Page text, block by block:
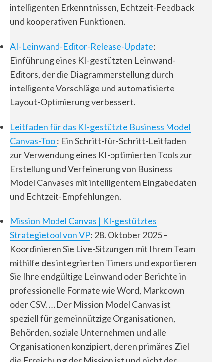
intelligenten Erkenntnissen, Echtzeit-Feedback
und kooperativen Funktionen.
AI-Leinwand-Editor-Release-Update:
Einführung eines KI-gestützten Leinwand-
Editors, der die Diagrammerstellung durch
intelligente Vorschläge und automatisierte
Layout-Optimierung verbessert.
Leitfaden für das KI-gestützte Business Model
Canvas-Tool: Ein Schritt-für-Schritt-Leitfaden
zur Verwendung eines KI-optimierten Tools zur
Erstellung und Verfeinerung von Business
Model Canvases mit intelligentem Eingabedaten
und Echtzeit-Empfehlungen.
Mission Model Canvas | KI-gestütztes
Strategietool von VP: 28. Oktober 2025 –
Koordinieren Sie Live-Sitzungen mit Ihrem Team
mithilfe des integrierten Timers und exportieren
Sie Ihre endgültige Leinwand oder Berichte in
professionelle Formate wie Word, Markdown
oder CSV. … Der Mission Model Canvas ist
speziell für gemeinnützige Organisationen,
Behörden, soziale Unternehmen und alle
Organisationen konzipiert, deren primäres Ziel